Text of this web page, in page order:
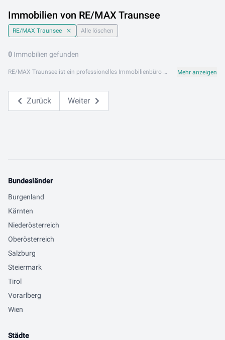
Immobilien von RE/MAX Traunsee
RE/MAX Traunsee Alle löschen
0 Immobilien gefunden
RE/MAX Traunsee ist ein professionelles Immobilienbüro aus dem international renommierten RE/MAX-Netzwerk mit Schwerpunkt auf der malerischen Traunseeregion in Oberösterreich. Das erfahrene Maklerteam von RE/MAX Traunsee verbindet internationale RE/MAX-Standards mit tiefem lokalem Marktwissen, um Käufern, Verkäufern und Mietern optimale Ergebnisse zu bieten. Persönliche Betreuung und transparente Kommunikation stehen dabei an erster Stelle. RE/MAX Traunsee bietet ein vielfältiges Immobilienportfolio: von Eigentumswohnungen und Mietobjekten über Einfamilienhäuser bis hin zu Seeliegenschaften, Ferienwohnungen und Gewerbeobjekten in der attraktiven Seenregion. RE/MAX Traunsee ist an folgenden Standorten aktiv: 4813 Altmünster. Entdecken Sie jetzt die aktuellen Immobilienangebote von RE/MAX Traunsee auf Lib.at und finden Sie Ihre Wunschimmobilie in einer der schönsten Regionen Österreichs. Das Team von RE/MAX Traunsee begleitet Sie kompetent durch jeden Schritt Ihrer Immobilientransaktion. Mehr anzeigen
Zurück Weiter
Bundesländer
Burgenland
Kärnten
Niederösterreich
Oberösterreich
Salzburg
Steiermark
Tirol
Vorarlberg
Wien
Städte